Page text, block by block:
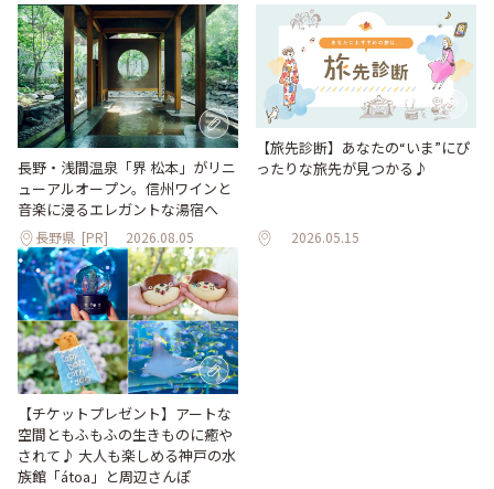
長野・浅間温泉「界 松本」がリニ
ューアルオープン。信州ワインと
音楽に浸るエレガントな湯宿へ
長野県 [PR] 2026.08.05
【旅先診断】あなたの“いま”にぴ
ったりな旅先が見つかる♪
2026.05.15
【チケットプレゼント】アートな
空間ともふもふの生きものに癒や
されて♪ 大人も楽しめる神戸の水
族館「átoa」と周辺さんぽ